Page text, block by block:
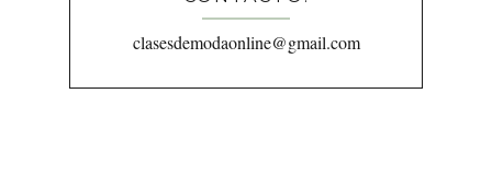
clasesdemodaonline@gmail.com